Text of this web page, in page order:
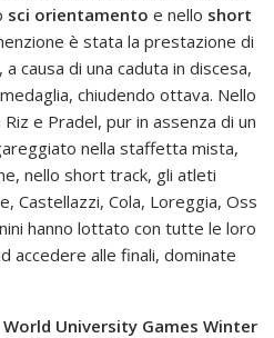
sci orientamento e nello short
è stata la prestazione di
causa di una caduta in discesa,
chiudendo ottava. Nello
e Pradel, pur in assenza di un
nella staffetta mista,
nello short track, gli atleti
Castellazzi, Cola, Loreggia, Oss
hanno lottato con tutte le loro
accedere alle finali, dominate
World University Games Winter